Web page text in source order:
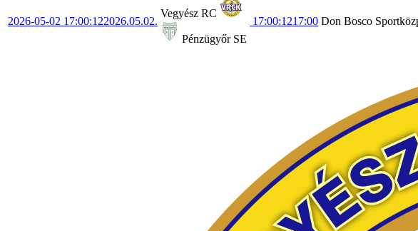
2026-05-02 17:00:122026.05.02.
Vegyész RC
Pénzügyőr SE
17:00:1217:00 Don Bosco